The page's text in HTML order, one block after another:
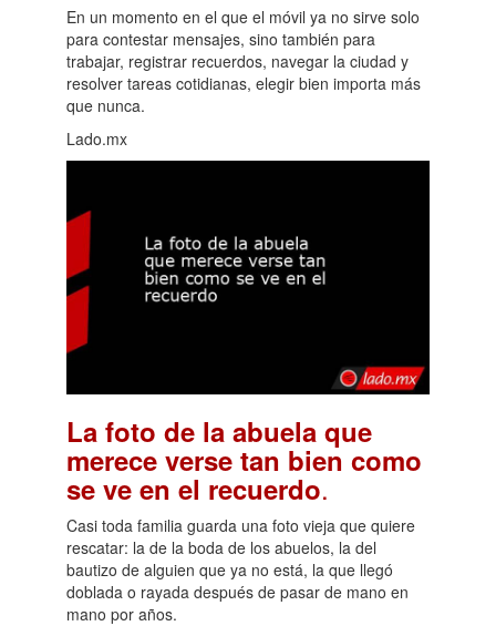
En un momento en el que el móvil ya no sirve solo
para contestar mensajes, sino también para
trabajar, registrar recuerdos, navegar la ciudad y
resolver tareas cotidianas, elegir bien importa más
que nunca.
Lado.mx
La foto de la abuela que
merece verse tan bien como
se ve en el recuerdo.
Casi toda familia guarda una foto vieja que quiere
rescatar: la de la boda de los abuelos, la del
bautizo de alguien que ya no está, la que llegó
doblada o rayada después de pasar de mano en
mano por años.